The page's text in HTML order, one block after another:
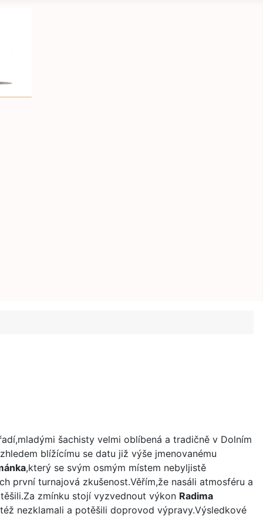
šachisty velmi oblíbená a tradičně v Dolním
blížícímu se datu již výše jmenovanému
,který se svým osmým místem nebyljistě
první turnajová zkušenost.Věřím,že nasáli atmosféru a
zmínku stojí vyzvednout výkon Radima
nezklamali a potěšili doprovod výpravy.Výsledkové